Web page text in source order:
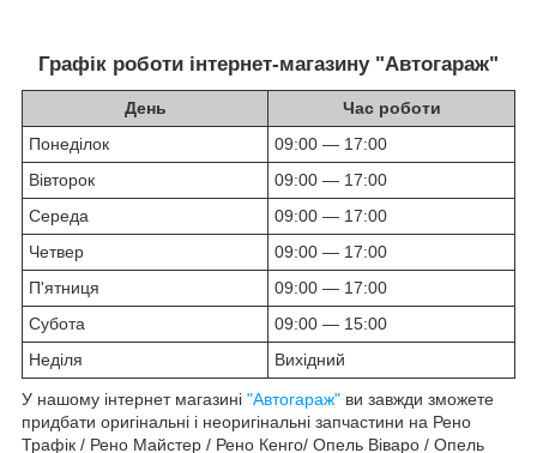
Графік роботи інтернет-магазину "Автогараж"
День
Час роботи
Понеділок
09:00 — 17:00
Вівторок
09:00 — 17:00
Середа
09:00 — 17:00
Четвер
09:00 — 17:00
П'ятниця
09:00 — 17:00
Субота
09:00 — 15:00
Неділя
Вихідний
У нашому інтернет магазині "Автогараж" ви завжди зможете
придбати оригінальні і неоригінальні запчастини на Рено
Трафік / Рено Майстер / Рено Кенго/ Опель Віваро / Опель